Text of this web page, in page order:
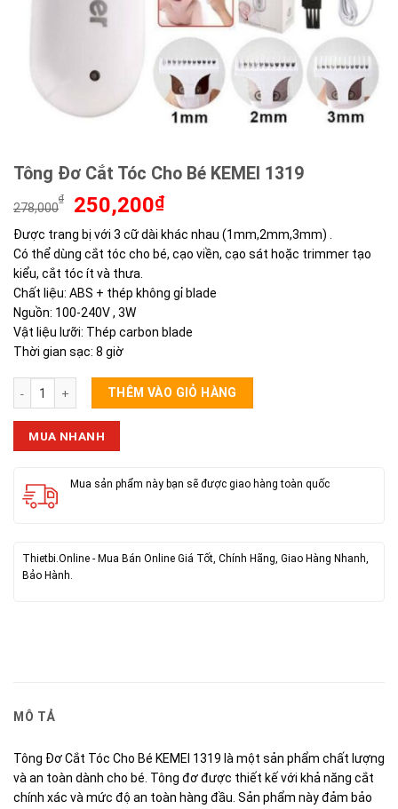
Tông Đơ Cắt Tóc Cho Bé KEMEI 1319
278,000
₫
Giá
là:
278,000₫.
250,200₫Giá
tại
là:
Được trang bị với 3 cữ dài khác nhau (1mm,2mm,3mm) .
Có thể dùng cắt tóc cho bé, cạo viền, cạo sát hoặc trimmer tạo
kiểu, cắt tóc ít và thưa.
Chất liệu: ABS + thép không gỉ blade
Nguồn: 100-240V , 3W
Vật liệu lưỡi: Thép carbon blade
Thời gian sạc: 8 giờ
Tông Đơ Cắt Tóc Cho Bé KEMEI 1319 số lượng
THÊM VÀO GIỎ HÀNG
MUA NHANH
Mua sản phẩm này bạn sẽ được giao hàng toàn quốc
Thietbi.Online - Mua Bán Online Giá Tốt, Chính Hãng, Giao Hàng Nhanh,
Bảo Hành.
MÔ TẢ
Tông Đơ Cắt Tóc Cho Bé KEMEI 1319 là một sản phẩm chất lượng
và an toàn dành cho bé. Tông đơ được thiết kế với khả năng cắt
chính xác và mức độ an toàn hàng đầu. Sản phẩm này đảm bảo